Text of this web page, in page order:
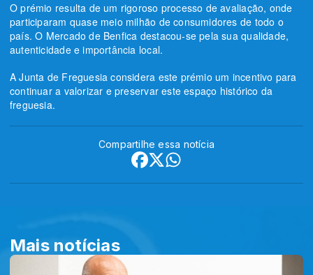
O prémio resulta de um rigoroso processo de avaliação, onde
participaram quase meio milhão de consumidores de todo o
país. O Mercado de Benfica destacou-se pela sua qualidade,
autenticidade e importância local.
A Junta de Freguesia considera este prémio um incentivo para
continuar a valorizar e preservar este espaço histórico da
freguesia.
Compartilhe essa notícia
Mais notícias